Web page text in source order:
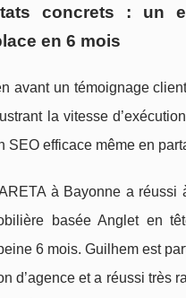
concrets : un
en 6 mois
avant un témoignage
la vitesse
SEO efficace même en
à Bayonne a réussi
basée Anglet en
6 mois. Guilhem est
d’agence et a réussi très